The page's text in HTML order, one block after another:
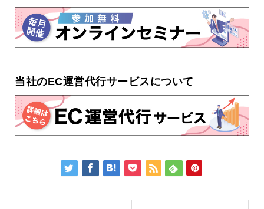
当社のEC運営代行サービスについて